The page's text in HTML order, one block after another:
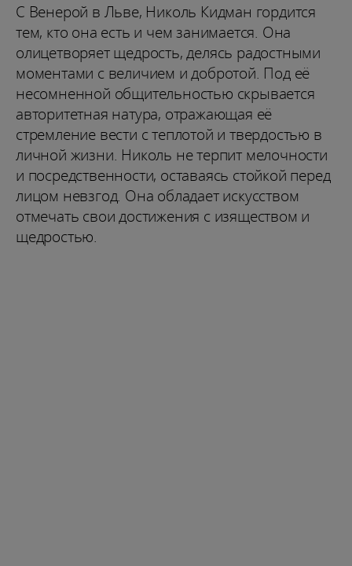
С Венерой в Льве, Николь Кидман гордится
тем, кто она есть и чем занимается. Она
олицетворяет щедрость, делясь радостными
моментами с величием и добротой. Под её
несомненной общительностью скрывается
авторитетная натура, отражающая её
стремление вести с теплотой и твердостью в
личной жизни. Николь не терпит мелочности
и посредственности, оставаясь стойкой перед
лицом невзгод. Она обладает искусством
отмечать свои достижения с изяществом и
щедростью.